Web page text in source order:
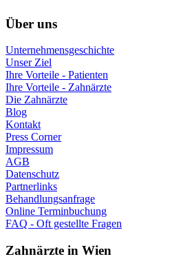
Über uns
Unternehmensgeschichte
Unser Ziel
Ihre Vorteile - Patienten
Ihre Vorteile - Zahnärzte
Die Zahnärzte
Blog
Kontakt
Press Corner
Impressum
AGB
Datenschutz
Partnerlinks
Behandlungsanfrage
Online Terminbuchung
FAQ - Oft gestellte Fragen
Zahnärzte in Wien